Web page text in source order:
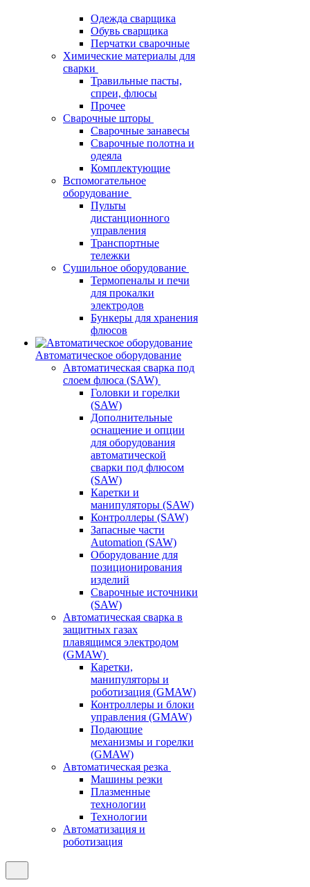
Одежда сварщика
Обувь сварщика
Перчатки сварочные
Химические материалы для
сварки
Травильные пасты,
спреи, флюсы
Прочее
Сварочные шторы
Сварочные занавесы
Сварочные полотна и
одеяла
Комплектующие
Вспомогательное
оборудование
Пульты
дистанционного
управления
Транспортные
тележки
Сушильное оборудование
Термопеналы и печи
для прокалки
электродов
Бункеры для хранения
флюсов
Автоматическое оборудование
Автоматическая сварка под
слоем флюса (SAW)
Головки и горелки
(SAW)
Дополнительные
оснащение и опции
для оборудования
автоматической
сварки под флюсом
(SAW)
Каретки и
манипуляторы (SAW)
Контроллеры (SAW)
Запасные части
Automation (SAW)
Оборудование для
позиционирования
изделий
Сварочные источники
(SAW)
Автоматическая сварка в
защитных газах
плавящимся электродом
(GMAW)
Каретки,
манипуляторы и
роботизация (GMAW)
Контроллеры и блоки
управления (GMAW)
Подающие
механизмы и горелки
(GMAW)
Автоматическая резка
Машины резки
Плазменные
технологии
Технологии
Автоматизация и
роботизация